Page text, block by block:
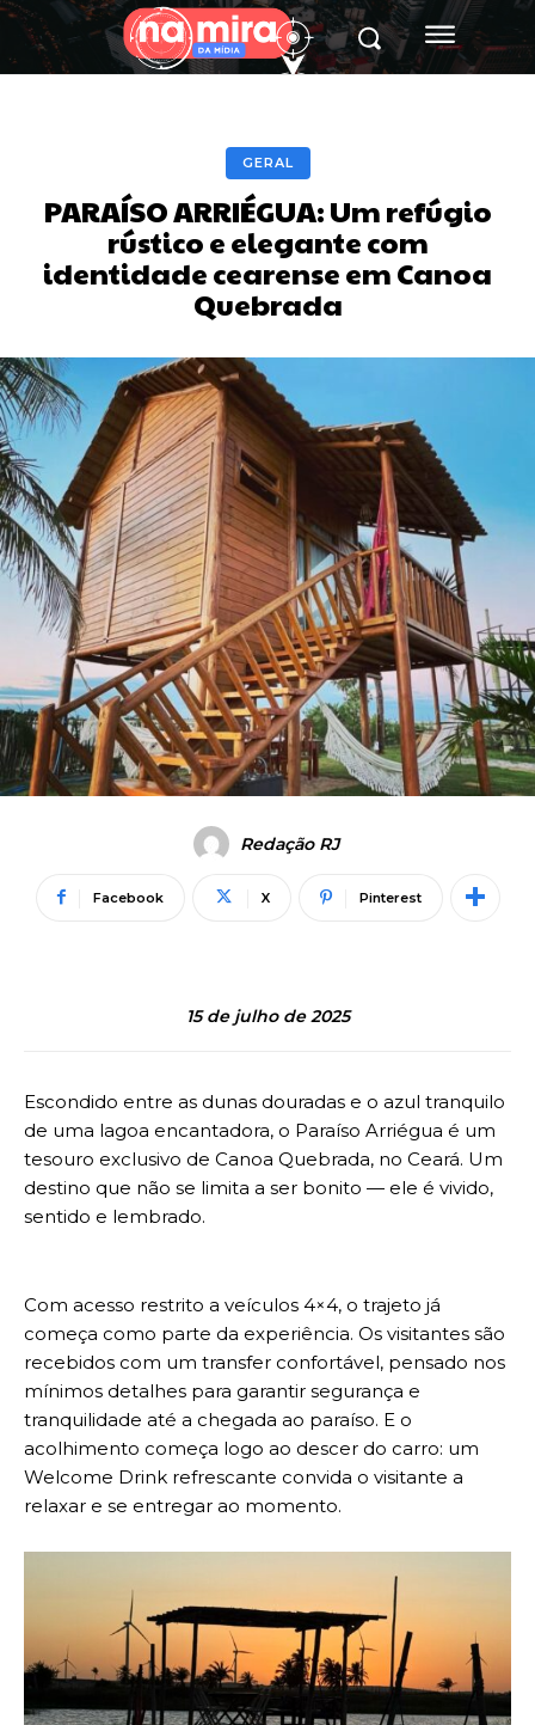
GERAL
PARAÍSO ARRIÉGUA: Um refúgio
rústico e elegante com
identidade cearense em Canoa
Quebrada
Redação RJ
Facebook X Pinterest
15 de julho de 2025
Escondido entre as dunas douradas e o azul tranquilo
de uma lagoa encantadora, o Paraíso Arriégua é um
tesouro exclusivo de Canoa Quebrada, no Ceará. Um
destino que não se limita a ser bonito — ele é vivido,
sentido e lembrado.
Com acesso restrito a veículos 4×4, o trajeto já
começa como parte da experiência. Os visitantes são
recebidos com um transfer confortável, pensado nos
mínimos detalhes para garantir segurança e
tranquilidade até a chegada ao paraíso. E o
acolhimento começa logo ao descer do carro: um
Welcome Drink refrescante convida o visitante a
relaxar e se entregar ao momento.